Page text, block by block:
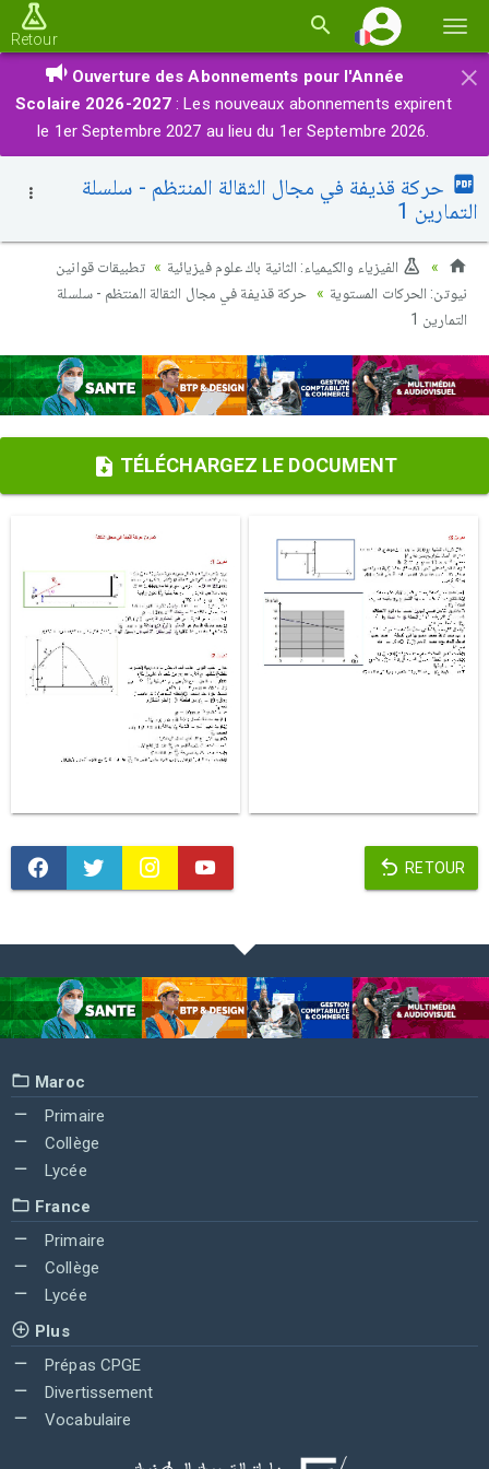
la
Retour
×
Ouverture des Abonnements pour l'Année
Scolaire 2026-2027 : Les nouveaux abonnements expirent
le 1er Septembre 2027 au lieu du 1er Septembre 2026.
حركة قذيفة في مجال الثقالة المنتظم - سلسلة
التمارين 1
الفيزياء والكيمياء: الثانية باك علوم فيزيائية
تطبيقات قوانين
نيوتن: الحركات المستوية
حركة قذيفة في مجال الثقالة المنتظم - سلسلة
التمارين 1
TÉLÉCHARGEZ LE DOCUMENT
RETOUR
Maroc
Primaire
Collège
Lycée
France
Primaire
Collège
Lycée
Plus
Prépas CPGE
Divertissement
Vocabulaire